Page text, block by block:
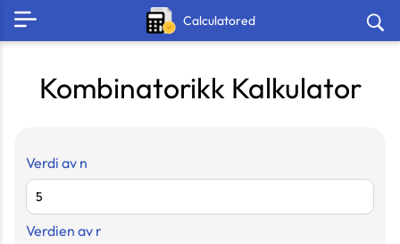
Calculatored
Kombinatorikk Kalkulator
Verdi av n
Verdien av r